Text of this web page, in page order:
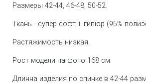
Размеры 42-44, 46-48, 50-52.
Ткань - супер софт + гипюр (95%
Растяжимость низкая.
Рост модели на фото 168 см.
Длинна изделия по спинке в 42-44